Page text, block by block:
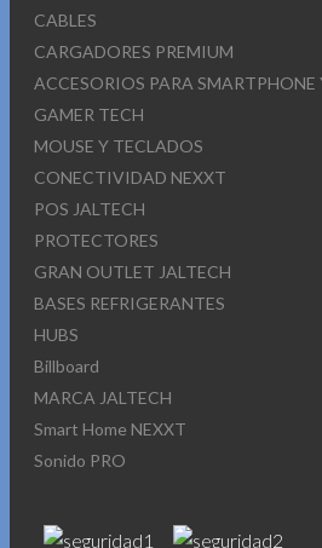
CABLES
CARGADORES PREMIUM
ACCESORIOS PARA SMARTPHONE
GAMER TECH
MOUSE Y TECLADOS
CONECTIVIDAD NEXXT
POS JALTECH
PROTECTORES
GRAN OUTLET JALTECH
BASES REFRIGERANTES
HUBS
Billboard
MARCA JALTECH
Smart Home NEXXT
Sonido PRO